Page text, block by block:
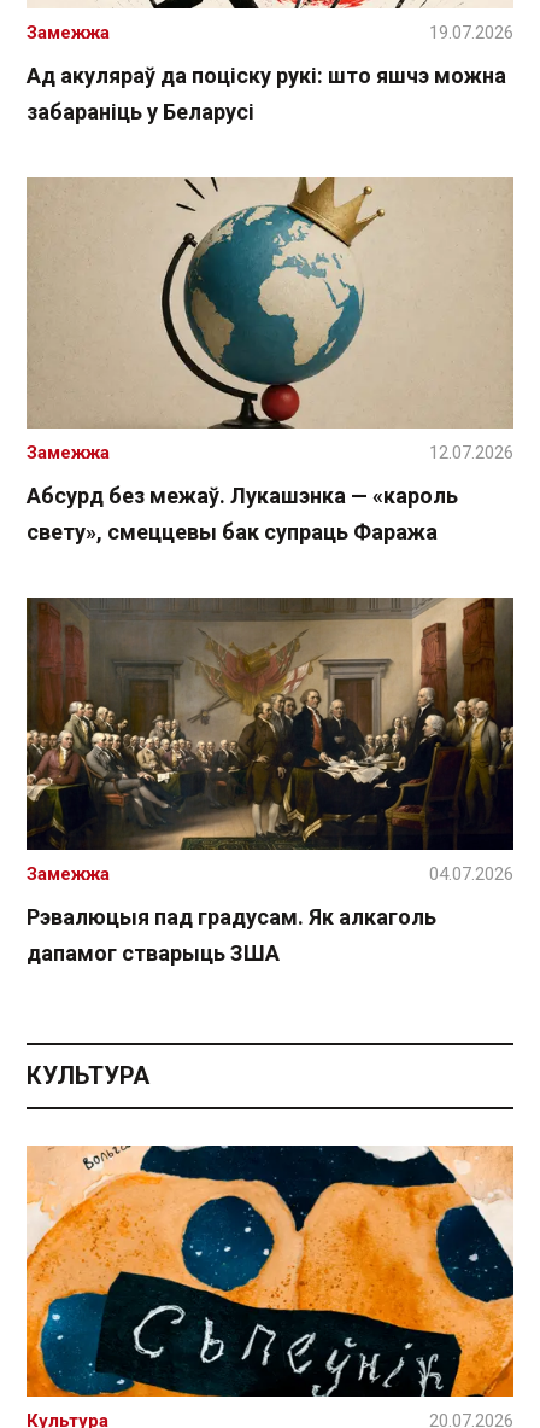
Ад акуляраў да поціску рукі: што яшчэ можна
забараніць у Беларусі
Замежжа 19.07.2026
Абсурд без межаў. Лукашэнка — «кароль
свету», смеццевы бак супраць Фаража
Замежжа 12.07.2026
Рэвалюцыя пад градусам. Як алкаголь
дапамог стварыць ЗША
Замежжа 04.07.2026
КУЛЬТУРА
Культура 20.07.2026